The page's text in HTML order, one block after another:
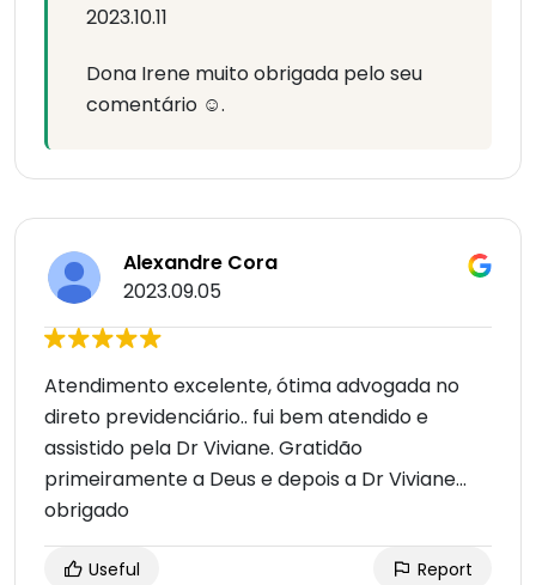
2023.10.11
Dona Irene muito obrigada pelo seu
comentário ☺️.
Alexandre Cora
2023.09.05
Atendimento excelente, ótima advogada no
direto previdenciário.. fui bem atendido e
assistido pela Dr Viviane. Gratidão
primeiramente a Deus e depois a Dr Viviane...
obrigado
Useful Report